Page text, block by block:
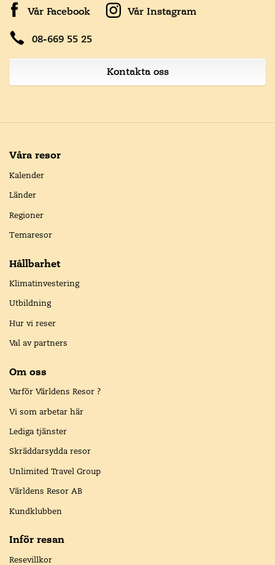
Vår Facebook Vår Instagram
08-669 55 25
Kontakta oss
Våra resor
Kalender
Länder
Regioner
Temaresor
Hållbarhet
Klimatinvestering
Utbildning
Hur vi reser
Val av partners
Om oss
Varför Världens Resor ?
Vi som arbetar här
Lediga tjänster
Skräddarsydda resor
Unlimited Travel Group
Världens Resor AB
Kundklubben
Inför resan
Resevillkor